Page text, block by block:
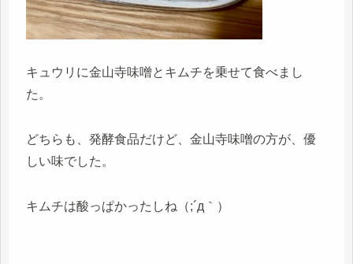
キュウリに金山寺味噌とキムチを乗せて食べまし
た。
どちらも、発酵食品だけど、金山寺味噌の方が、優
しい味でした。
キムチは酸っぱかったしね（;´д｀）